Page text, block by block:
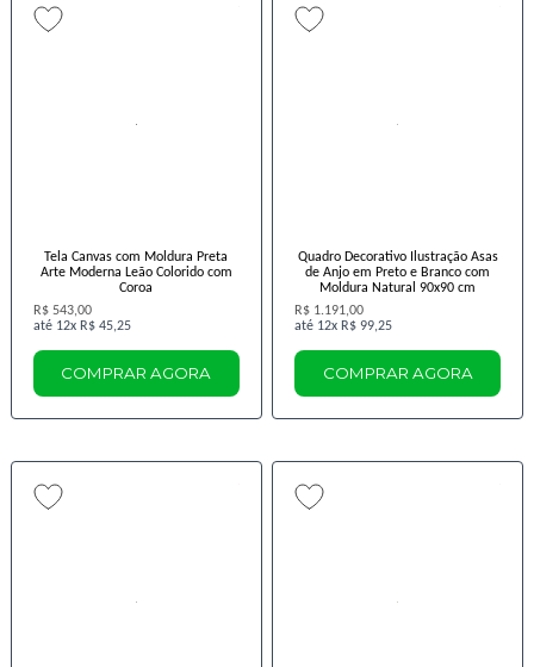
Tela Canvas com Moldura Preta
Arte Moderna Leão Colorido com
Coroa
R$ 543,00
12x R$ 45,25
COMPRAR AGORA
Quadro Decorativo Ilustração Asas
de Anjo em Preto e Branco com
Moldura Natural 90x90 cm
R$ 1.191,00
12x R$ 99,25
COMPRAR AGORA